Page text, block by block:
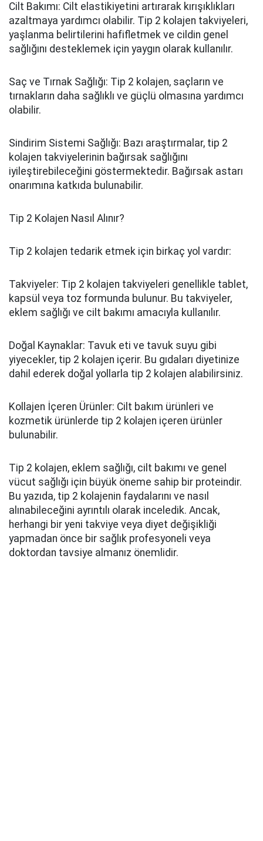
Cilt Bakımı: Cilt elastikiyetini artırarak kırışıklıkları
azaltmaya yardımcı olabilir. Tip 2 kolajen takviyeleri,
yaşlanma belirtilerini hafifletmek ve cildin genel
sağlığını desteklemek için yaygın olarak kullanılır.
Saç ve Tırnak Sağlığı: Tip 2 kolajen, saçların ve
tırnakların daha sağlıklı ve güçlü olmasına yardımcı
olabilir.
Sindirim Sistemi Sağlığı: Bazı araştırmalar, tip 2
kolajen takviyelerinin bağırsak sağlığını
iyileştirebileceğini göstermektedir. Bağırsak astarı
onarımına katkıda bulunabilir.
Tip 2 Kolajen Nasıl Alınır?
Tip 2 kolajen tedarik etmek için birkaç yol vardır:
Takviyeler: Tip 2 kolajen takviyeleri genellikle tablet,
kapsül veya toz formunda bulunur. Bu takviyeler,
eklem sağlığı ve cilt bakımı amacıyla kullanılır.
Doğal Kaynaklar: Tavuk eti ve tavuk suyu gibi
yiyecekler, tip 2 kolajen içerir. Bu gıdaları diyetinize
dahil ederek doğal yollarla tip 2 kolajen alabilirsiniz.
Kollajen İçeren Ürünler: Cilt bakım ürünleri ve
kozmetik ürünlerde tip 2 kolajen içeren ürünler
bulunabilir.
Tip 2 kolajen, eklem sağlığı, cilt bakımı ve genel
vücut sağlığı için büyük öneme sahip bir proteindir.
Bu yazıda, tip 2 kolajenin faydalarını ve nasıl
alınabileceğini ayrıntılı olarak inceledik. Ancak,
herhangi bir yeni takviye veya diyet değişikliği
yapmadan önce bir sağlık profesyoneli veya
doktordan tavsiye almanız önemlidir.